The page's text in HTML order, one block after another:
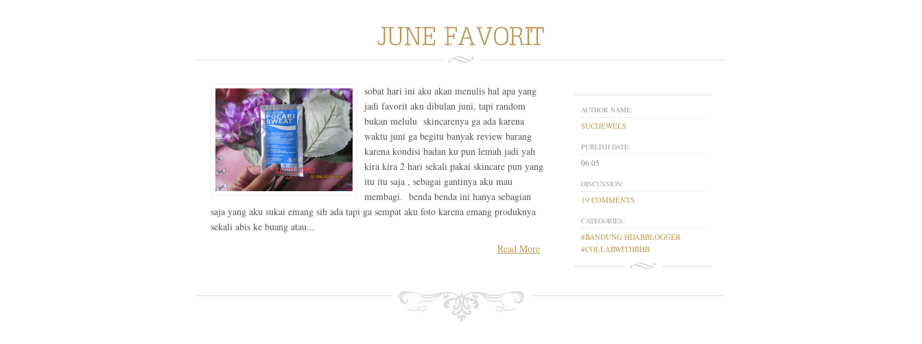
sobat hari ini aku akan menulis hal apa yang
jadi favorit aku dibulan juni, tapi random
bukan melulu skincarenya ga ada karena
waktu juni ga begitu banyak review barang
karena kondisi badan ku pun lemah jadi yah
kira kira 2 hari sekali pakai skincare pun yang
itu itu saja , sebagai gantinya aku mau
membagi. benda benda ini hanya sebagian
saja yang aku sukai emang sih ada tapi ga sempat aku foto karena emang produknya
sekali abis ke buang atau...
Read More
AUTHOR NAME:
SUCIJEWELS
PUBLISH DATE:
06.05
DISCUSSION:
19 COMMENTS
CATEGORIES:
#BANDUNG HIJABBLOGGER
#COLLABWITHBHB